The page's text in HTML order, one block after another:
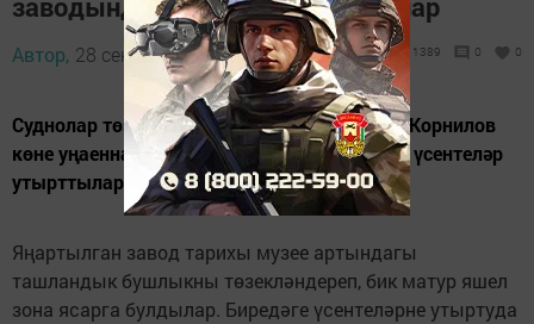
Автор, 28 сентябрь 2015 - 13:27 1389 0 0
Суднолар төзү заводының 120 еллыгы һәм Корнилов
көне уңаеннан оешма территориясендә яшь үсентеләр
утырттылар.
Яңартылган завод тарихы музее артындагы
ташландык бушлыкны төзекләндереп, бик матур яшел
зона ясарга булдылар. Биредәге үсентеләрне утыртуда